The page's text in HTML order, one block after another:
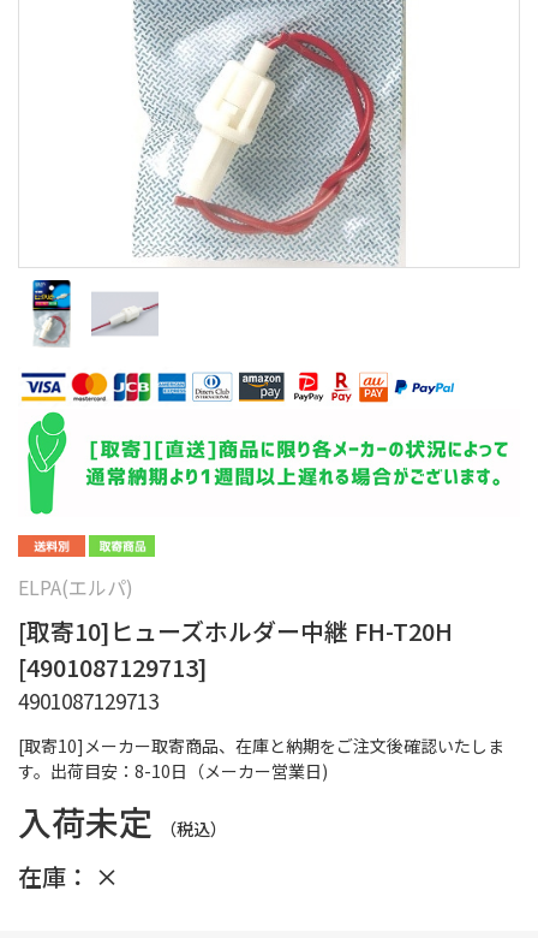
[取寄10]メーカー取寄商品、在庫と納期をご注文後確認いたしま
す。出荷目安：8-10日（メーカー営業日)
ELPA(エルパ)
[取寄10]ヒューズホルダー中継 FH-T20H
[4901087129713]
4901087129713
入荷未定 （税込）
在庫： ×